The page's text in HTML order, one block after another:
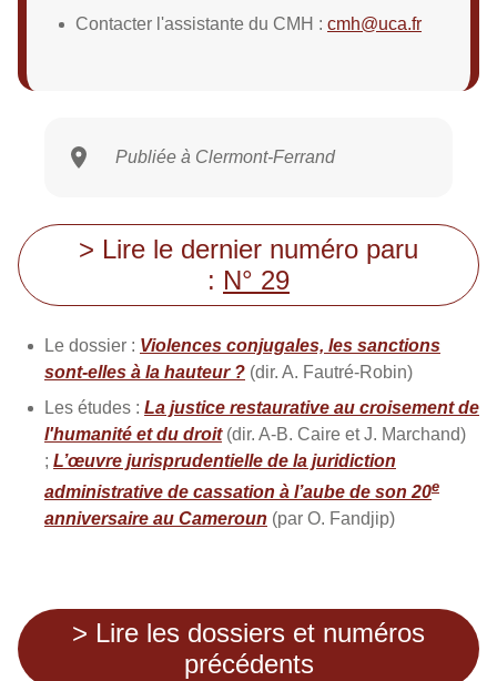
Contacter l'assistante du CMH : cmh@uca.fr
Publiée à Clermont-Ferrand
> Lire le dernier numéro paru
: N° 29
Le dossier : Violences conjugales, les sanctions
sont-elles à la hauteur ? (dir. A. Fautré-Robin)
Les études : La justice restaurative au croisement de
l'humanité et du droit (dir. A-B. Caire et J. Marchand)
; L’œuvre jurisprudentielle de la juridiction
administrative de cassation à l’aube de son 20e
anniversaire au Cameroun (par O. Fandjip)
> Lire les dossiers et numéros
précédents